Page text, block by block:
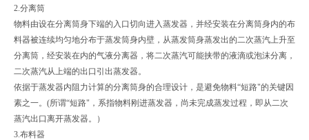
2.分离筒
物料由设在分离筒身下端的入口切向进入蒸发器，并经安装在分离筒身内的布
料器被连续均匀地分布于蒸发筒身内壁，从蒸发筒身蒸发出的二次蒸汽上升至
分离筒，经安装在内的气液分离器，将二次蒸汽可能挟带的液滴或泡沫分离，
二次蒸汽从上端的出口引出蒸发器。
依据于蒸发器内阻力计算的分离筒身的合理设计，是避免物料“短路"的关键因
素之一。(所谓“短路"，系指物料刚进蒸发器，尚未完成蒸发过程，即从二次
蒸汽出口离开蒸发器。）
3.布料器